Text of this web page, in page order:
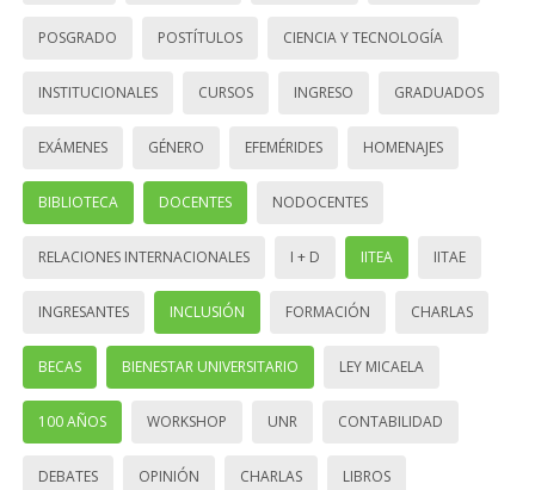
POSGRADO POSTÍTULOS CIENCIA Y TECNOLOGÍA
INSTITUCIONALES CURSOS INGRESO GRADUADOS
EXÁMENES GÉNERO EFEMÉRIDES HOMENAJES
BIBLIOTECA DOCENTES NODOCENTES
RELACIONES INTERNACIONALES I + D IITEA IITAE
INGRESANTES INCLUSIÓN FORMACIÓN CHARLAS
BECAS BIENESTAR UNIVERSITARIO LEY MICAELA
100 AÑOS WORKSHOP UNR CONTABILIDAD
DEBATES OPINIÓN CHARLAS LIBROS